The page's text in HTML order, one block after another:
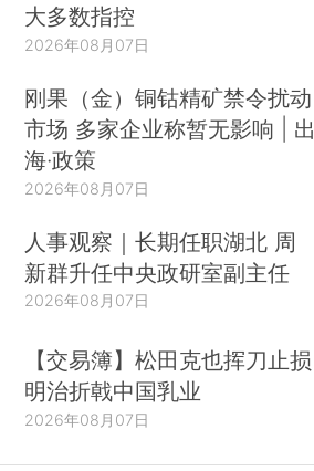
大多数指控
2026年08月07日
刚果（金）铜钴精矿禁令扰动
市场 多家企业称暂无影响 | 出
海·政策
2026年08月07日
人事观察｜长期任职湖北 周
新群升任中央政研室副主任
2026年08月07日
【交易簿】松田克也挥刀止损
明治折戟中国乳业
2026年08月07日